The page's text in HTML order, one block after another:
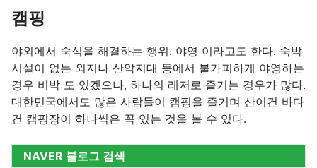
캠핑
야외에서 숙식을 해결하는 행위. 야영 이라고도 한다. 숙박
시설이 없는 외지나 산악지대 등에서 불가피하게 야영하는
경우 비박 도 있겠으나, 하나의 레저로 즐기는 경우가 많다.
대한민국에서도 많은 사람들이 캠핑을 즐기며 산이건 바다
건 캠핑장이 하나씩은 꼭 있는 것을 볼 수 있다.
NAVER 블로그 검색